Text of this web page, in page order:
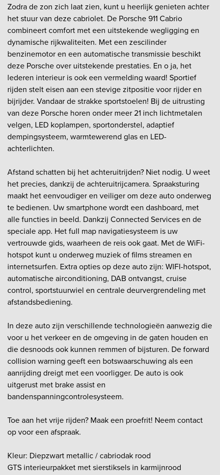
Zodra de zon zich laat zien, kunt u heerlijk genieten achter
het stuur van deze cabriolet. De Porsche 911 Cabrio
combineert comfort met een uitstekende wegligging en
dynamische rijkwaliteiten. Met een zescilinder
benzinemotor en een automatische transmissie beschikt
deze Porsche over uitstekende prestaties. En o ja, het
lederen interieur is ook een vermelding waard! Sportief
rijden stelt eisen aan een stevige zitpositie voor rijder en
bijrijder. Vandaar de strakke sportstoelen! Bij de uitrusting
van deze Porsche horen onder meer 21 inch lichtmetalen
velgen, LED koplampen, sportonderstel, adaptief
dempingsysteem, warmtewerend glas en LED-
achterlichten.
Afstand schatten bij het achteruitrijden? Niet nodig. U weet
het precies, dankzij de achteruitrijcamera. Spraaksturing
maakt het eenvoudiger en veiliger om deze auto onderweg
te bedienen. Uw smartphone wordt een dashboard, met
alle functies in beeld. Dankzij Connected Services en de
speciale app. Het full map navigatiesysteem is uw
vertrouwde gids, waarheen de reis ook gaat. Met de WiFi-
hotspot kunt u onderweg muziek of films streamen en
internetsurfen. Extra opties op deze auto zijn: WIFI-hotspot,
automatische airconditioning, DAB ontvangst, cruise
control, sportstuurwiel en centrale deurvergrendeling met
afstandsbediening.
In deze auto zijn verschillende technologieën aanwezig die
voor u het verkeer en de omgeving in de gaten houden en
die desnoods ook kunnen remmen of bijsturen. De forward
collision warning geeft een botswaarschuwing als een
aanrijding dreigt met een voorligger. De auto is ook
uitgerust met brake assist en
bandenspanningcontrolesysteem.
Toe aan het vrije rijden? Maak een proefrit! Neem contact
op voor een afspraak.
Kleur: Diepzwart metallic / cabriodak rood
GTS interieurpakket met sierstiksels in karmijnrood